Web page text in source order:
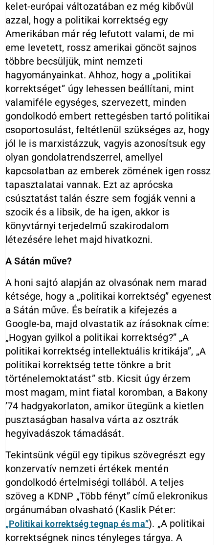
kelet-európai változatában ez még kibővül
azzal, hogy a politikai korrektség egy
Amerikában már rég lefutott valami, de mi
eme levetett, rossz amerikai göncöt sajnos
többre becsüljük, mint nemzeti
hagyományainkat. Ahhoz, hogy a „politikai
korrektséget” úgy lehessen beállítani, mint
valamiféle egységes, szervezett, minden
gondolkodó embert rettegésben tartó politikai
csoportosulást, feltétlenül szükséges az, hogy
jól le is marxistázzuk, vagyis azonosítsuk egy
olyan gondolatrendszerrel, amellyel
kapcsolatban az emberek zömének igen rossz
tapasztalatai vannak. Ezt az aprócska
csúsztatást talán észre sem fogják venni a
szocik és a libsik, de ha igen, akkor is
könyvtárnyi terjedelmű szakirodalom
létezésére lehet majd hivatkozni.
A Sátán műve?
A honi sajtó alapján az olvasónak nem marad
kétsége, hogy a „politikai korrektség” egyenest
a Sátán műve. És beíratik a kifejezés a
Google-ba, majd olvastatik az írásoknak címe:
„Hogyan gyilkol a politikai korrektség?” „A
politikai korrektség intellektuális kritikája”, „A
politikai korrektség tette tönkre a brit
történelemoktatást” stb. Kicsit úgy érzem
most magam, mint fiatal koromban, a Bakony
’74 hadgyakorlaton, amikor ütegünk a kietlen
pusztaságban hasalva várta az osztrák
hegyivadászok támadását.
Tekintsünk végül egy tipikus szövegrészt egy
konzervatív nemzeti értékek mentén
gondolkodó értelmiségi tollából. A teljes
szöveg a KDNP „Több fényt” című elekronikus
orgánumában olvasható (Kaslik Péter:
„Politikai korrektség tegnap és ma”). „A politikai
korrektségnek nincs tényleges tárgya. A